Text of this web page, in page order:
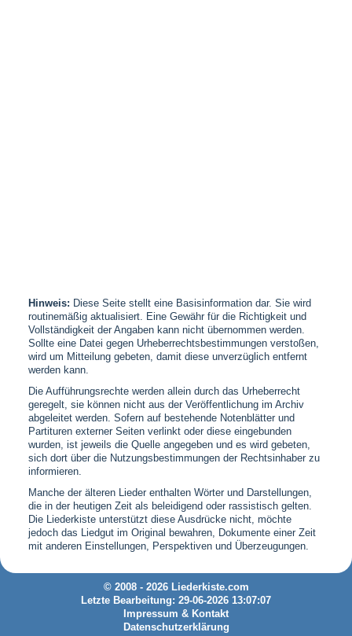
Hinweis: Diese Seite stellt eine Basisinformation dar. Sie wird
routinemäßig aktualisiert. Eine Gewähr für die Richtigkeit und
Vollständigkeit der Angaben kann nicht übernommen werden.
Sollte eine Datei gegen Urheberrechtsbestimmungen verstoßen,
wird um Mitteilung gebeten, damit diese unverzüglich entfernt
werden kann.
Die Aufführungsrechte werden allein durch das Urheberrecht
geregelt, sie können nicht aus der Veröffentlichung im Archiv
abgeleitet werden. Sofern auf bestehende Notenblätter und
Partituren externer Seiten verlinkt oder diese eingebunden
wurden, ist jeweils die Quelle angegeben und es wird gebeten,
sich dort über die Nutzungsbestimmungen der Rechtsinhaber zu
informieren.
Manche der älteren Lieder enthalten Wörter und Darstellungen,
die in der heutigen Zeit als beleidigend oder rassistisch gelten.
Die Liederkiste unterstützt diese Ausdrücke nicht, möchte
jedoch das Liedgut im Original bewahren, Dokumente einer Zeit
mit anderen Einstellungen, Perspektiven und Überzeugungen.
© 2008 - 2026 Liederkiste.com
Letzte Bearbeitung: 29-06-2026 13:07:07
Impressum & Kontakt
Datenschutzerklärung